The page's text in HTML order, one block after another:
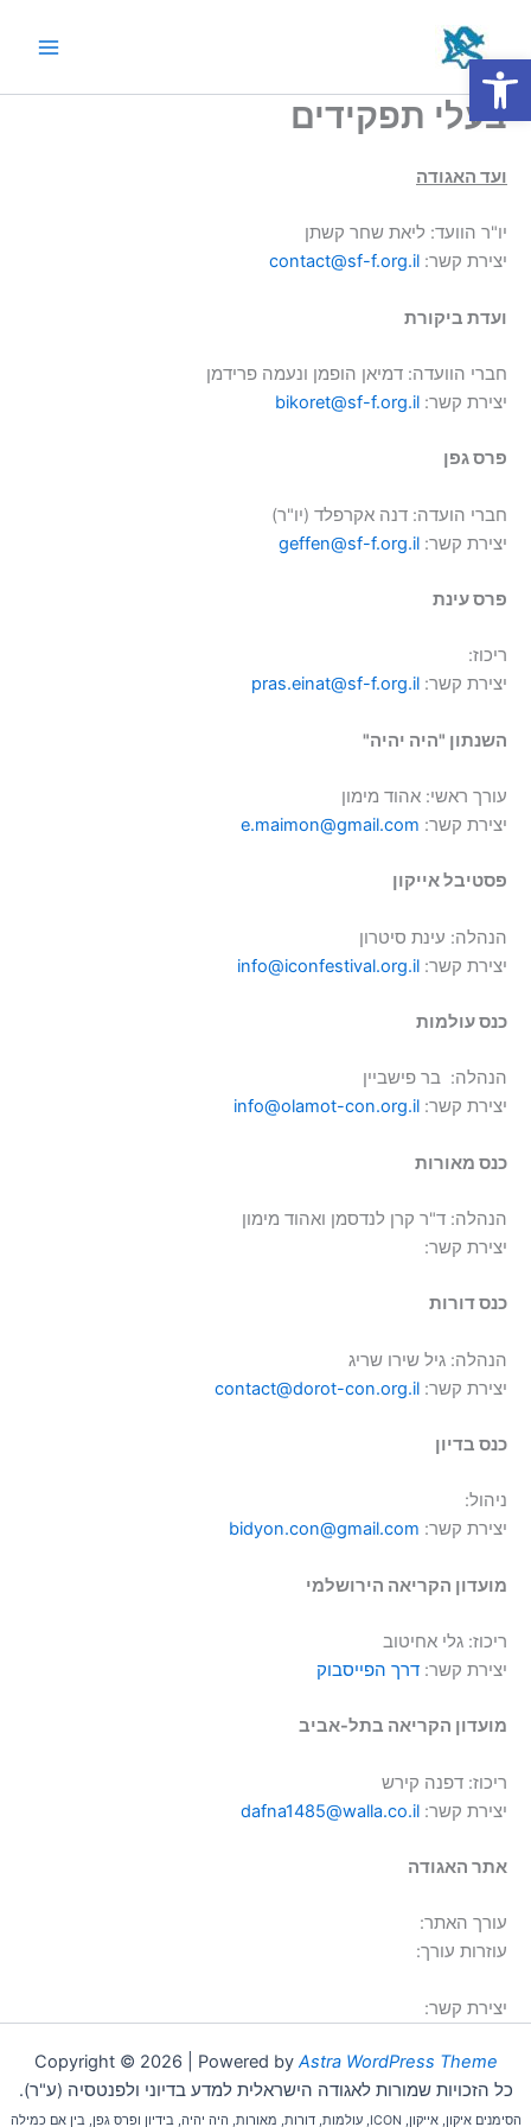
בעלי תפקידים
ועד האגודה
יו"ר הוועד: ליאת שחר קשתן
יצירת קשר: contact@sf-f.org.il
ועדת ביקורת
חברי הוועדה: דמיאן הופמן ונעמה פרידמן
יצירת קשר: bikoret@sf-f.org.il
פרס גפן
חברי הועדה: דנה אקרפלד (יו"ר)
יצירת קשר: geffen@sf-f.org.il
פרס עינת
ריכוז:
יצירת קשר: pras.einat@sf-f.org.il
השנתון "היה יהיה"
עורך ראשי: אהוד מימון
יצירת קשר: e.maimon@gmail.com
פסטיבל אייקון
הנהלה: עינת סיטרון
יצירת קשר: info@iconfestival.org.il
כנס עולמות
הנהלה: בר פישביין
יצירת קשר: info@olamot-con.org.il
כנס מאורות
הנהלה: ד"ר קרן לנדסמן ואהוד מימון
יצירת קשר:
כנס דורות
הנהלה: גיל שירו שריג
יצירת קשר: contact@dorot-con.org.il
כנס בדיון
ניהול:
יצירת קשר: bidyon.con@gmail.com
מועדון הקריאה הירושלמי
ריכוז: גלי אחיטוב
יצירת קשר: דרך הפייסבוק
מועדון הקריאה בתל-אביב
ריכוז: דפנה קירש
יצירת קשר: dafna1485@walla.co.il
אתר האגודה
עורך האתר:
עוזרות עורך:
יצירת קשר:
Copyright © 2026 | Powered by Astra WordPress Theme
כל הזכויות שמורות לאגודה הישראלית למדע בדיוני ולפנטסיה (ע"ר).
הסימנים איקון, אייקון, ICON, עולמות, דורות, מאורות, היה יהיה, בידיון ופרס גפן, בין אם כמילה
פתח סרגל נגישות